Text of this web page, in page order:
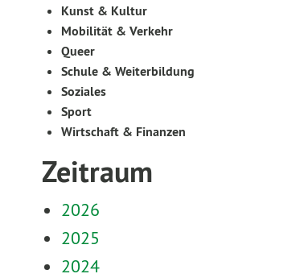
Kunst & Kultur
Mobilität & Verkehr
Queer
Schule & Weiterbildung
Soziales
Sport
Wirtschaft & Finanzen
Zeitraum
2026
2025
2024